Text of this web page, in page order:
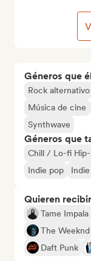
Géneros que
Rock alternativo
Música de cine
Synthwave
Géneros que
Chill / Lo-fi
Indie pop
Quieren
Tame Impala
The Weeknd
Daft Punk